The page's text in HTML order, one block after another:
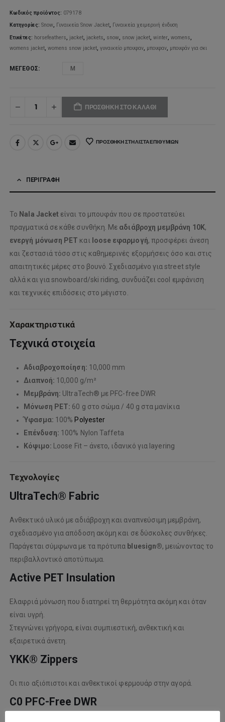
209,95€.είναι:
Κωδικός προϊόντος: 079178
Κατηγορίες:Snow, Γυναικεία Snow Jacket, Γυναικεία χειμερινή ένδυση
Ετικέτες: horsefeathers, jacket, jackets, snow, snow jacket,winter,womens,
womens jacket,womens snow jacket,γυναικείο μπουφαν, μπουφαν, μπουφάν για σκι
ΜΈΓΕΘΟΣ M
ΠΡΟΣΘΉΚΗ ΣΤΟ ΚΑΛΆΘΙ
ΠΡΟΣΘΉΚΗ ΣΤΗ ΛΊΣΤΑ ΕΠΙΘΥΜΙΏΝ
ΠΕΡΙΓΡΑΦΉ
Το Nala Jacket είναι το μπουφάν που σε προστατεύει
πραγματικά σε κάθε συνθήκη. Με αδιάβροχη μεμβράνη 10K,
ενεργή μόνωση PET και loose εφαρμογή, προσφέρει άνεση
και ζεστασιά τόσο στις καθημερινές εξορμήσεις όσο και στις
απαιτητικές μέρες στο βουνό. Σχεδιασμένο για street style
αλλά και για snowboard/ski riding, συνδυάζει cool εμφάνιση
και τεχνικές επιδόσεις στο μέγιστο.
Χαρακτηριστικά
Τεχνικά στοιχεία
Αδιαβροχοποίηση: 10,000 mm
Διαπνοή: 10,000 g/m²
Μεμβράνη: UltraTech® με PFC-free DWR
Μόνωση PET: 60 g στο σώμα / 40 g στα μανίκια
Ύφασμα: 100% Polyester
Επένδυση: 100% Nylon Taffeta
Κόψιμο: Loose Fit – άνετο, ιδανικό για layering
Τεχνολογίες
UltraTech® Fabric
Ανθεκτικό υλικό με αδιάβροχη και αναπνεύσιμη μεμβράνη,
σχεδιασμένο για απόδοση ακόμη και σε δύσκολες συνθήκες.
Παράγεται σύμφωνα με τα πρότυπα bluesign®, μειώνοντας το
περιβαλλοντικό αποτύπωμα.
Active PET Insulation
Ελαφριά μόνωση που διατηρεί τη θερμότητα ακόμη και όταν
είναι υγρή.
Στεγνώνει γρήγορα, είναι συμπιεστική, ανθεκτική και
εξαιρετικά άνετη.
YKK® Zippers
Οι πιο αξιόπιστοι και ανθεκτικοί φερμουάρ στην αγορά.
C0 PFC-Free DWR